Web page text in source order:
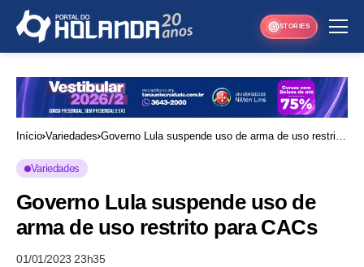
STORIES
Início Variedades Governo Lula suspende uso de arma de uso restrito
Variedades
Governo Lula suspende uso de
arma de uso restrito para CACs
01/01/2023 23h35